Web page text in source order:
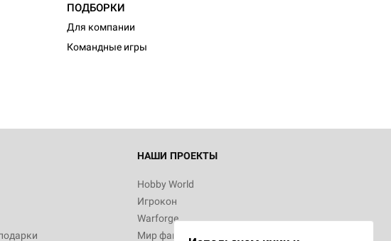
ПОДБОРКИ
Для компании
Командные игры
НАШИ ПРОЕКТЫ
Hobby World
Игрокон
Warforge
Мир фантастики